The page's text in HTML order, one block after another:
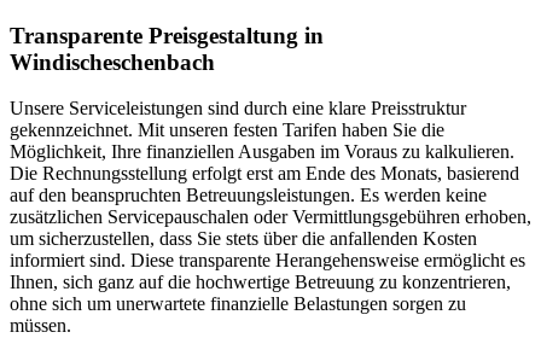
Transparente Preisgestaltung in
Windischeschenbach
Unsere Serviceleistungen sind durch eine klare Preisstruktur
gekennzeichnet. Mit unseren festen Tarifen haben Sie die
Möglichkeit, Ihre finanziellen Ausgaben im Voraus zu kalkulieren.
Die Rechnungsstellung erfolgt erst am Ende des Monats, basierend
auf den beanspruchten Betreuungsleistungen. Es werden keine
zusätzlichen Servicepauschalen oder Vermittlungsgebühren erhoben,
um sicherzustellen, dass Sie stets über die anfallenden Kosten
informiert sind. Diese transparente Herangehensweise ermöglicht es
Ihnen, sich ganz auf die hochwertige Betreuung zu konzentrieren,
ohne sich um unerwartete finanzielle Belastungen sorgen zu
müssen.